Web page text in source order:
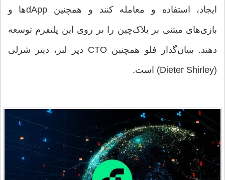
ایجاد، استفاده و معامله کنند و همچنین dAppها و
بازی‌های مبتنی بر بلاک‌چین را بر روی این پلتفرم توسعه
دهند. بنیان‌گذار فلو همچنین CTO دپر لبز، دیتر شرلی
(Dieter Shirley) است.